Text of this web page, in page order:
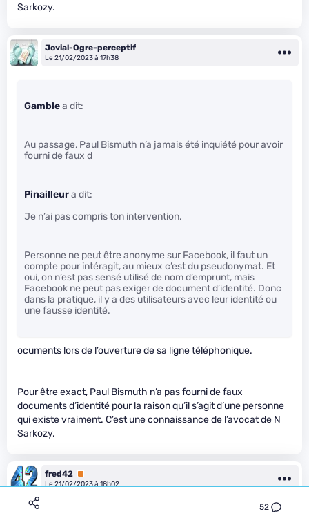
52
Sarkozy.
Jovial-Ogre-perceptif
Le 21/02/2023 à 17h38
Gamblea dit:
Au passage, Paul Bismuth n’a jamais été inquiété pour avoir
fourni de faux d
Pinailleura dit:
Je n’ai pas compris ton intervention.
Personne ne peut être anonyme sur Facebook, il faut un
compte pour intéragit, au mieux c’est du pseudonymat. Et
oui, on n’est pas sensé utilisé de nom d’emprunt, mais
Facebook ne peut pas exiger de document d’identité. Donc
dans la pratique, il y a des utilisateurs avec leur identité ou
une fausse identité.
ocuments lors de l’ouverture de sa ligne téléphonique.
Pour être exact, Paul Bismuth n’a pas fourni de faux
documents d’identité pour la raison qu’il s’agit d’une personne
qui existe vraiment. C’est une connaissance de l’avocat de N
Sarkozy.
fred42 Premium
Le 21/02/2023 à 18h02